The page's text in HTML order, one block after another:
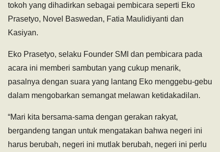
tokoh yang dihadirkan sebagai pembicara seperti Eko
Prasetyo, Novel Baswedan, Fatia Maulidiyanti dan
Kasiyan.
Eko Prasetyo, selaku Founder SMI dan pembicara pada
acara ini memberi sambutan yang cukup menarik,
pasalnya dengan suara yang lantang Eko menggebu-gebu
dalam mengobarkan semangat melawan ketidakadilan.
“Mari kita bersama-sama dengan gerakan rakyat,
bergandeng tangan untuk mengatakan bahwa negeri ini
harus berubah, negeri ini mutlak berubah, negeri ini perlu